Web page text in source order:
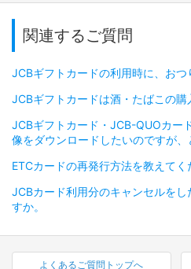
関連するご質問
JCBギフトカードの利用時に、おつ
JCBギフトカードは酒・たばこの購
JCBギフトカード・JCB-QUOカー
像をダウンロードしたいのですが
ETCカードの再発行方法を教えてく
JCBカード利用分のキャンセルを
すか。
よくあるご質問トップへ